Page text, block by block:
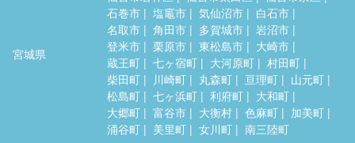
宮城県
石巻市
塩竈市 気仙沼市
白石市
名取市
角田市 多賀城市
岩沼市
登米市
栗原市 東松島市
大崎市
蔵王町
七ヶ宿町 大河原町
村田町
柴田町
川崎町 丸森町 亘理町
山元町
松島町
七ヶ浜町 利府町
大和町
大郷町
富谷市 大衡村 色麻町
加美町
涌谷町
美里町 女川町
南三陸町